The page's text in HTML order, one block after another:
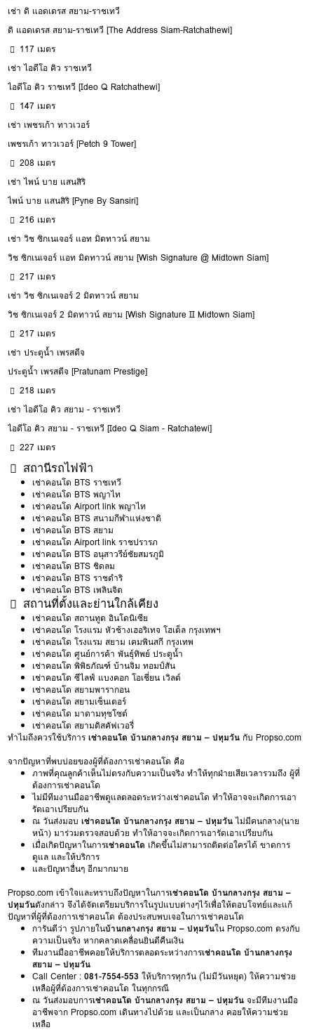
เช่า ดิ แอดเดรส สยาม-ราชเทวี
ดิ แอดเดรส สยาม-ราชเทวี [The Address Siam-Ratchathewi]
117 เมตร
เช่า ไอดีโอ คิว ราชเทวี
ไอดีโอ คิว ราชเทวี [Ideo Q Ratchathewi]
147 เมตร
เช่า เพชรเก้า ทาวเวอร์
เพชรเก้า ทาวเวอร์ [Petch 9 Tower]
208 เมตร
เช่า ไพน์ บาย แสนสิริ
ไพน์ บาย แสนสิริ [Pyne By Sansiri]
216 เมตร
เช่า วิช ซิกเนเจอร์ แอท มิดทาวน์ สยาม
วิช ซิกเนเจอร์ แอท มิดทาวน์ สยาม [Wish Signature @ Midtown Siam]
217 เมตร
เช่า วิช ซิกเนเจอร์ 2 มิดทาวน์ สยาม
วิช ซิกเนเจอร์ 2 มิดทาวน์ สยาม [Wish Signature II Midtown Siam]
217 เมตร
เช่า ประตูน้ำ เพรสตีจ
ประตูน้ำ เพรสตีจ [Pratunam Prestige]
218 เมตร
เช่า ไอดีโอ คิว สยาม - ราชเทวี
ไอดีโอ คิว สยาม - ราชเทวี [Ideo Q Siam - Ratchatewi]
227 เมตร
สถานีรถไฟฟ้า
เช่าคอนโด BTS ราชเทวี
เช่าคอนโด BTS พญาไท
เช่าคอนโด Airport link พญาไท
เช่าคอนโด BTS สนามกีฬาแห่งชาติ
เช่าคอนโด BTS สยาม
เช่าคอนโด Airport link ราชปรารภ
เช่าคอนโด BTS อนุสาวรีย์ชัยสมรภูมิ
เช่าคอนโด BTS ชิดลม
เช่าคอนโด BTS ราชดำริ
เช่าคอนโด BTS เพลินจิต
สถานที่ตั้งและย่านใกล้เคียง
เช่าคอนโด สถานทูต อินโดนิเซีย
เช่าคอนโด โรงแรม หัวช้างเฮอริเทจ โฮเต็ล กรุงเทพฯ
เช่าคอนโด โรงแรม สยาม เคมพินสกี กรุงเทพ
เช่าคอนโด ศูนย์การค้า พันธุ์ทิพย์ ประตูน้ำ
เช่าคอนโด พิพิธภัณฑ์ บ้านจิม ทอมป์สัน
เช่าคอนโด ซีไลฟ์ แบงคอก โอเชี่ยน เวิลด์
เช่าคอนโด สยามพารากอน
เช่าคอนโด สยามเซ็นเตอร์
เช่าคอนโด มาดามทุซโซต์
เช่าคอนโด สยามดิสคัฟเวอรี่
ทำไมถึงควรใช้บริการเช่าคอนโด บ้านกลางกรุง สยาม – ปทุมวัน กับ Propso.com
จากปัญหาที่พบบ่อยของผู้ที่ต้องการเช่าคอนโด คือ
ภาพที่คุณลูกค้าเห็นไม่ตรงกับความเป็นจริง ทำให้ทุกฝ่ายเสียเวลารวมถึง ผู้ที่
ต้องการเช่าคอนโด
ไม่มีทีมงานมืออาชีพดูแลตลอดระหว่างเช่าคอนโด ทำให้อาจจะเกิดการเอา
รัดเอาเปรียบกัน
ณ วันส่งมอบเช่าคอนโด บ้านกลางกรุง สยาม – ปทุมวันไม่มีคนกลาง(นาย
หน้า) มาร่วมตรวจสอบด้วย ทำให้อาจจะเกิดการเอารัดเอาเปรียบกัน
เมื่อเกิดปัญหาในการเช่าคอนโด เกิดขึ้นไม่สามารถติดต่อใครได้ ขาดการ
ดูแล และให้บริการ
และปัญหาอื่นๆ อีกมากมาย
Propso.com เข้าใจและทราบถึงปัญหาในการเช่าคอนโด บ้านกลางกรุง สยาม –
ปทุมวันดังกล่าว จึงได้จัดเตรียมบริการในรูปแบบต่างๆไว้เพื่อให้ตอบโจทย์และแก้
ปัญหาที่ผู้ที่ต้องการเช่าคอนโด ต้องประสบพบเจอในการเช่าคอนโด
การันตีว่า รูปภายในบ้านกลางกรุง สยาม – ปทุมวันใน Propso.com ตรงกับ
ความเป็นจริง หากคลาดเคลื่อนยินดีคืนเงิน
ทีมงานมืออาชีพคอยให้บริการตลอดระหว่างการเช่าคอนโด บ้านกลางกรุง
สยาม – ปทุมวัน
Call Center :081-7554-553 ให้บริการทุกวัน (ไม่มีวันหยุด) ให้ความช่วย
เหลือผู้ที่ต้องการเช่าคอนโด ในทุกกรณี
ณ วันส่งมอบการเช่าคอนโด บ้านกลางกรุง สยาม – ปทุมวัน จะมีทีมงานมือ
อาชีพจาก Propso.com เดินทางไปด้วย และเป็นกลาง คอยให้ความช่วย
เหลือ